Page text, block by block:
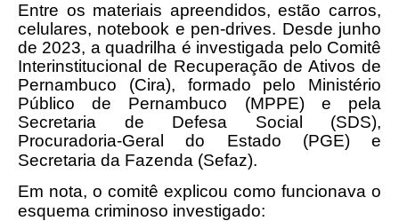
Entre os materiais apreendidos, estão carros,
celulares, notebook e pen-drives. Desde junho
de 2023, a quadrilha é investigada pelo Comitê
Interinstitucional de Recuperação de Ativos de
Pernambuco (Cira), formado pelo Ministério
Público de Pernambuco (MPPE) e pela
Secretaria de Defesa Social (SDS),
Procuradoria-Geral do Estado (PGE) e
Secretaria da Fazenda (Sefaz).
Em nota, o comitê explicou como funcionava o
esquema criminoso investigado: